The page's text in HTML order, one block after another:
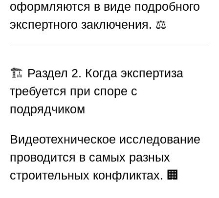
оформляются в виде подробного
экспертного заключения. ⚖️
🏗️ Раздел 2. Когда экспертиза
требуется при споре с
подрядчиком
Видеотехническое исследование
проводится в самых разных
строительных конфликтах. 🏢